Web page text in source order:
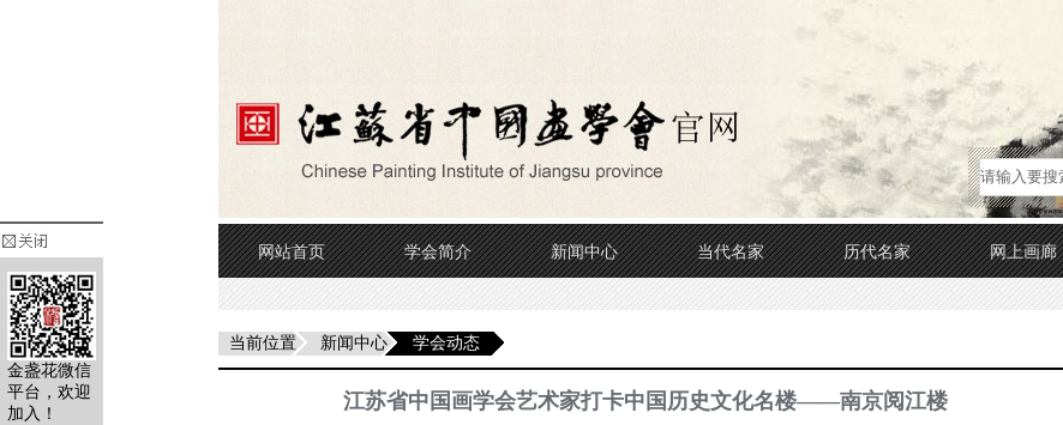
网站首页 学会简介 新闻中心 当代名家 历代名家 网上画廊
当前位置 新闻中心 学会动态
江苏省中国画学会艺术家打卡中国历史文化名楼——南京阅江楼
金盏花微信
平台，欢迎
加入！